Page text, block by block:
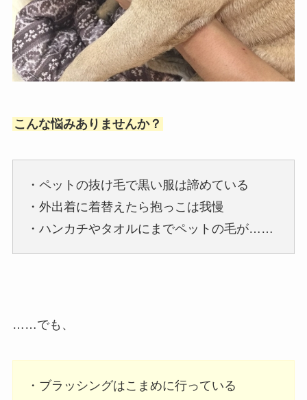
こんな悩みありませんか？
・ペットの抜け毛で黒い服は諦めている
・外出着に着替えたら抱っこは我慢
・ハンカチやタオルにまでペットの毛が……
……でも、
・ブラッシングはこまめに行っている